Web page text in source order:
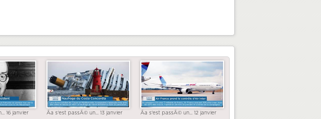
16 janvier Ãa s'est passÃ© un... 13 janvier Ãa s'est passÃ© un... 12 janvier